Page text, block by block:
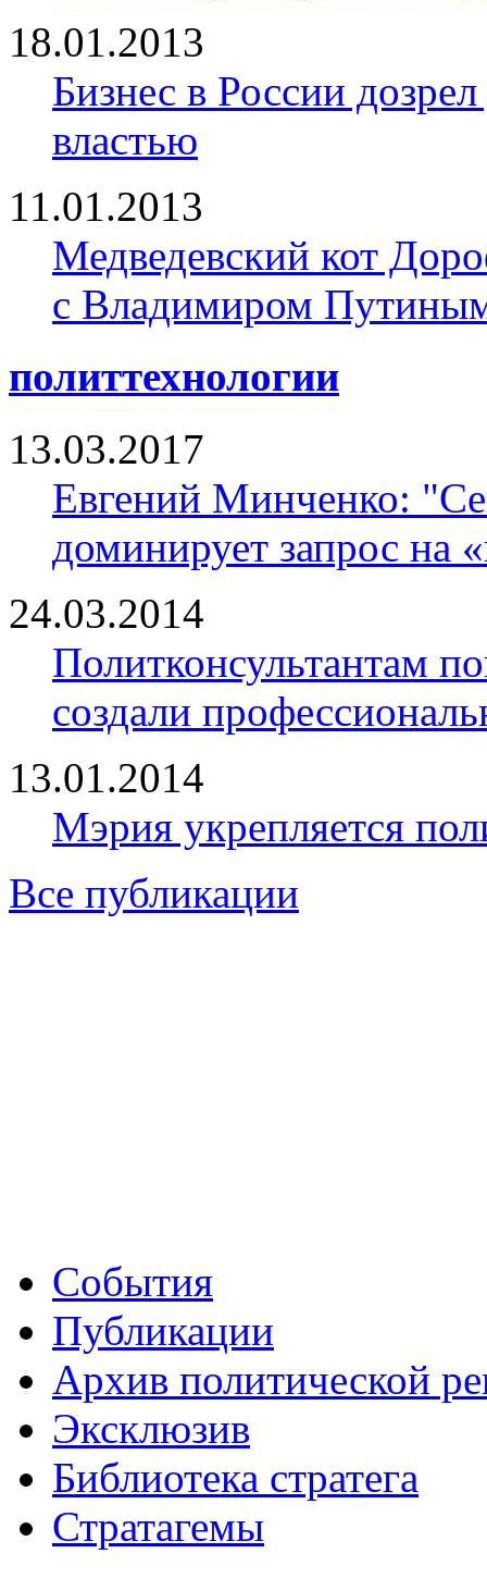
18.01.2013
Бизнес в России
властью
11.01.2013
Медведевский кот
с Владимиром
политтехнологии
13.03.2017
Евгений Минченко:
доминирует запрос на
24.03.2014
Политконсультантам
создали
13.01.2014
Мэрия укрепляется
Все публикации
События
Публикации
Архив политической
Эксклюзив
Библиотека стратега
Стратагемы